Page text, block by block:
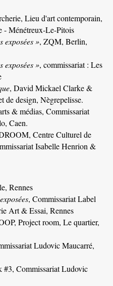
Lieu d'art contemporain,
- Ménétreux-Le-Pitois
exposées », ZQM, Berlin,
exposées », commissariat : Les
, David Mickael Clarke &
de design, Nègrepelisse.
& médias, Commissariat
Caen.
Centre Culturel de
Isabelle Henrion &
Rennes
, Commissariat Label
Art & Essai, Rennes
Project room, Le quartier,
Ludovic Maucarré,
Commissariat Ludovic